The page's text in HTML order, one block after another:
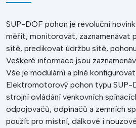
SUP-DOF pohon je revoluční
měřit, monitorovat, zaznamenávat
sítě, predikovat údržbu sítě,
Veškeré informace jsou
Vše je modulární a plně
Elektromotorový pohon typu SUP-
strojní ovládání venkovních
odpojovačů, odpínačů a zemních
použít pro místní, dálkové i